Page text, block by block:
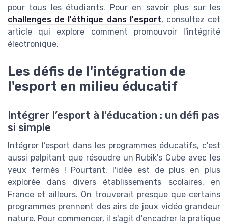
pour tous les étudiants. Pour en savoir plus sur les
challenges de l'éthique dans l'esport, consultez cet
article qui explore comment promouvoir l'intégrité
électronique.
Les défis de l'intégration de
l'esport en milieu éducatif
Intégrer l’esport à l'éducation : un défi pas
si simple
Intégrer l’esport dans les programmes éducatifs, c'est
aussi palpitant que résoudre un Rubik's Cube avec les
yeux fermés ! Pourtant, l'idée est de plus en plus
explorée dans divers établissements scolaires, en
France et ailleurs. On trouverait presque que certains
programmes prennent des airs de jeux vidéo grandeur
nature. Pour commencer, il s'agit d'encadrer la pratique